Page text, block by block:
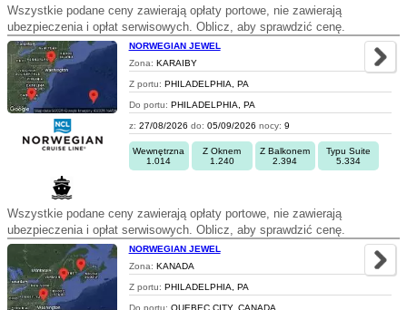
Wszystkie podane ceny zawierają opłaty portowe, nie zawierają
ubezpieczenia i opłat serwisowych. Oblicz, aby sprawdzić cenę.
NORWEGIAN JEWEL
Zona: KARAIBY
Z portu: PHILADELPHIA, PA
Do portu: PHILADELPHIA, PA
z: 27/08/2026 do: 05/09/2026 nocy: 9
Wewnętrzna
1.014
Z Oknem
1.240
Z Balkonem
2.394
Typu Suite
5.334
Wszystkie podane ceny zawierają opłaty portowe, nie zawierają
ubezpieczenia i opłat serwisowych. Oblicz, aby sprawdzić cenę.
NORWEGIAN JEWEL
Zona: KANADA
Z portu: PHILADELPHIA, PA
Do portu: QUEBEC CITY, CANADA